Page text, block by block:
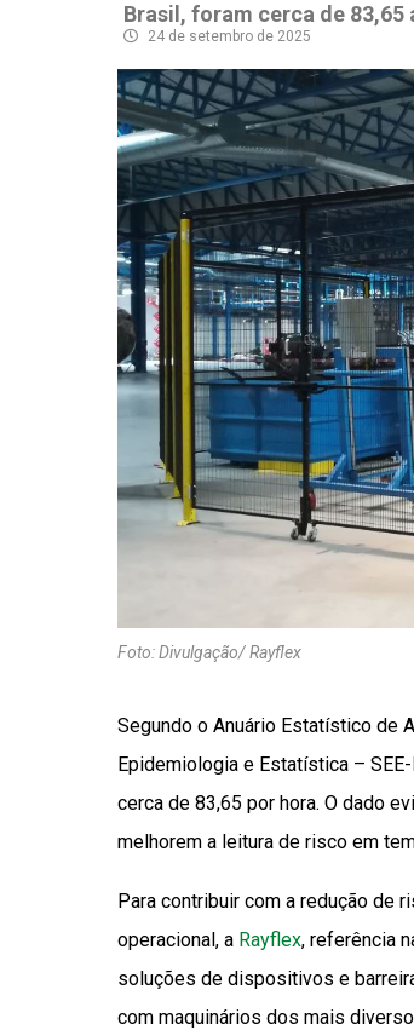
Brasil, foram cerca de
24 de setembro de 2025
Foto: Divulgação/ Rayflex
Segundo o Anuário Estatístico de
Epidemiologia e Estatística – SEE-
cerca de 83,65 por hora. O dado
melhorem a leitura de risco em
Para contribuir com a redução de
operacional, a Rayflex, referência
soluções de dispositivos e
com maquinários dos mais